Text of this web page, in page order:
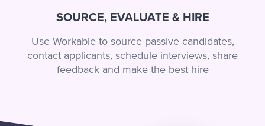
SOURCE, EVALUATE & HIRE
Use Workable to source passive candidates,
contact applicants, schedule interviews, share
feedback and make the best hire